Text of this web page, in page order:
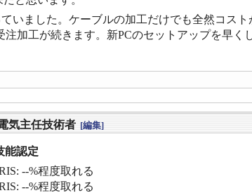
いました。ケーブルの加工だけでも全然コス
加工が続きます。新PCのセットアップを早
気主任技術者 [編集]
能認定
--%程度取れる
--%程度取れる